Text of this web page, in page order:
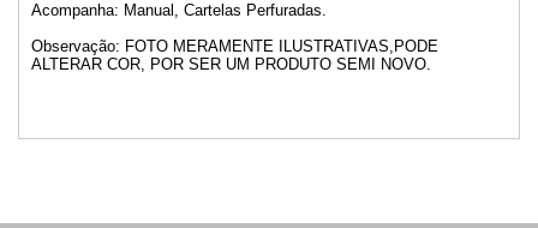
Acompanha: Manual, Cartelas Perfuradas.
Observação: FOTO MERAMENTE ILUSTRATIVAS,PODE
ALTERAR COR, POR SER UM PRODUTO SEMI NOVO.